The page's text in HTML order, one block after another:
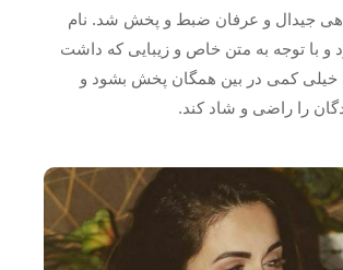
جیدال و عرفان ضبط و پخش شد. نام
و با توجه به متن خاص و زیبایی که داشت
کمی در بین همگان پخش بشود و
را راضی و شاد کند.